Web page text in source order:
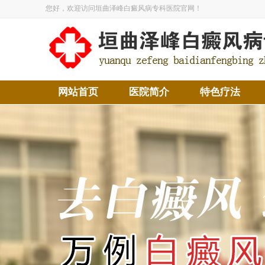
您好，欢迎访问垣曲泽峰白癜风病专科医院官网！
网站首页 医院简介 特色疗法